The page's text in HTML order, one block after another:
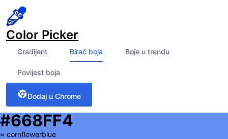
Color Picker
Gradijent Birač boja Boje u trendu
Povijest boja
Dodaj u Chrome
#668FF4
≈ cornflowerblue